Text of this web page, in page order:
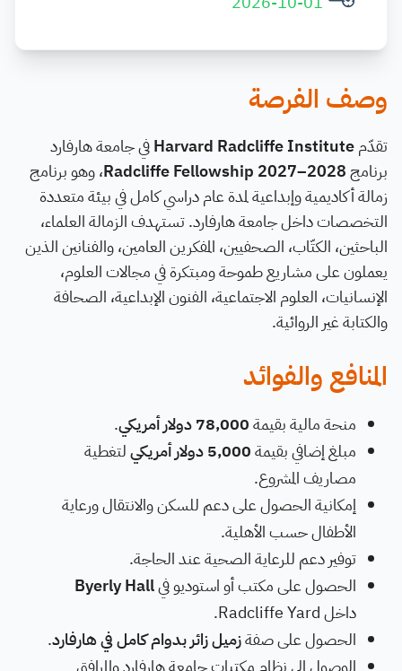
وصف الفرصة
تقدّمHarvard Radcliffe Instituteفي جامعة هارفارد
برنامجRadcliffe Fellowship 2027–2028، وهو برنامج
زمالة أكاديمية وإبداعية لمدة عام دراسي كامل في بيئة متعددة
التخصصات داخل جامعة هارفارد. تستهدف الزمالة العلماء،
الباحثين، الكتّاب، الصحفيين، المفكرين العامين، والفنانين الذين
يعملون على مشاريع طموحة ومبتكرة في مجالات العلوم،
الإنسانيات، العلوم الاجتماعية، الفنون الإبداعية، الصحافة
والكتابة غير الروائية.
المنافع والفوائد
منحة مالية بقيمة78,000 دولار أمريكي
.
مبلغ إضافي بقيمة5,000 دولار أمريكي
لتغطية
مصاريف المشروع.
إمكانية الحصول على دعم للسكن والانتقال ورعاية
الأطفال حسب الأهلية.
توفير دعم للرعاية الصحية عند الحاجة.
الحصول على مكتب أو استوديو فيByerly Hall
داخل Radcliffe Yard.
الحصول على صفةزميل زائر بدوام كامل في هارفارد.
الوصول إلى نظام مكتبات جامعة هارفارد والمرافق